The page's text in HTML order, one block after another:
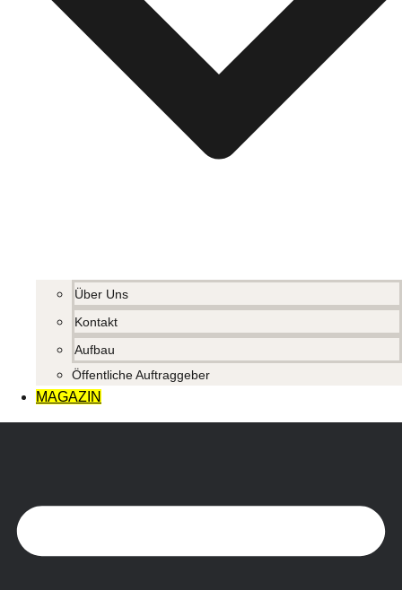
Über Uns
Kontakt
Aufbau
Öffentliche Auftraggeber
MAGAZIN